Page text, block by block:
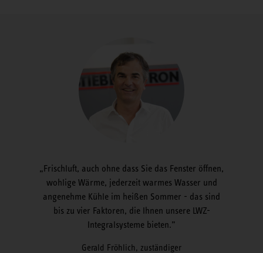
Frischluft, auch ohne dass Sie das Fenster öffnen,
wohlige Wärme, jederzeit warmes Wasser und
angenehme Kühle im heißen Sommer - das sind
bis zu vier Faktoren, die Ihnen unsere LWZ-
Integralsysteme bieten.
Gerald Fröhlich, zuständiger